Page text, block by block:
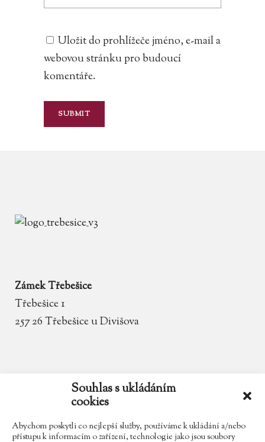
Souhlas s ukládáním
cookies
Abychom poskytli co nejlepší služby, používáme k ukládání a/nebo
přístupu k informacím o zařízení, technologie jako jsou soubory
Uložit do prohlížeče jméno, e-mail a
webovou stránku pro budoucí
komentáře.
Zámek Třebešice
Třebešice 1
257 26 Třebešice u Divišova
zamek.trebesice@volny.cz
602 354 467